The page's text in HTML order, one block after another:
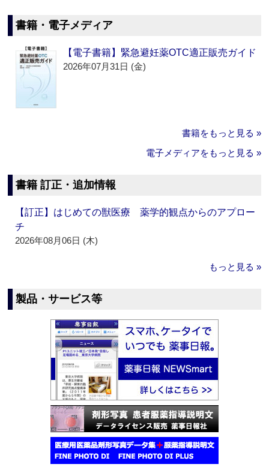
書籍・電子メディア
【電子書籍】緊急避妊薬OTC適正販売ガイド
2026年07月31日 (金)
書籍をもっと見る »
電子メディアをもっと見る »
書籍 訂正・追加情報
【訂正】はじめての獣医療 薬学的観点からのアプロー
チ
2026年08月06日 (木)
もっと見る »
製品・サービス等